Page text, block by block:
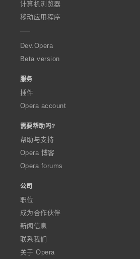
O
p
e
a
计算机浏览器
移动应用程序
Dev.Opera
Beta version
服务
插件
Opera account
需要帮助吗?
帮助与支持
Opera 博客
Opera forums
公司
职位
成为合作伙伴
新闻信息
联系我们
关于 Opera